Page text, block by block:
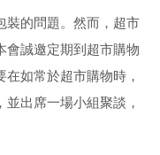
裝的問題。然而，超市
會誠邀定期到超市購物
如常於超市購物時，
出席一場小組聚談，